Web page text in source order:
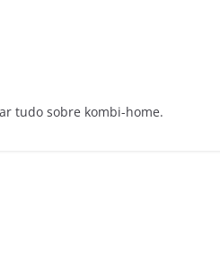
tudo sobre kombi-home.